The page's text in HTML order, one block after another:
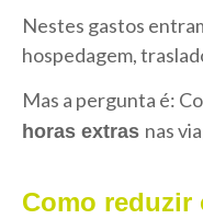
Nestes gastos
hospedagem,
Mas a pergunta é:
horas extras nas
Como reduzir